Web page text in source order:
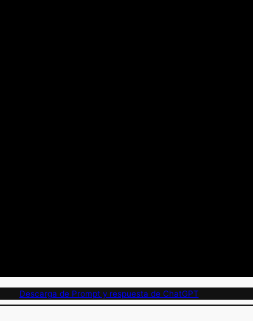
Descarga de Prompt y respuesta de ChatGPT